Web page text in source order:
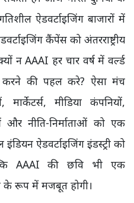
ऐडवर्टाइजिंग बाजारों में
कैंपेंस को अंतरराष्ट्रीय
न AAAI हर चार वर्ष में वर्ल्ड
करने की पहल करे? ऐसा मंच
मीडिया कंपनियों,
और नीति-निर्माताओं को एक
ऐडवर्टाइजिंग इंडस्ट्री को
AAAI की छवि भी एक
के रूप में मजबूत होगी।